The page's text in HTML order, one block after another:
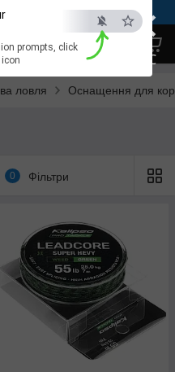
×
ESC
prompts, click
рибалки
ловля Оснащення для
0 Фільтри